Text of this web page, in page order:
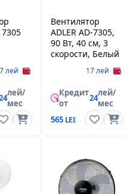
7305
лей
лей/
мес
Вентилятор
ADLER AD-7305,
90 Вт, 40 см, 3
скорости, Белый
17 лей
Кредит
от
24лей/
мес
565